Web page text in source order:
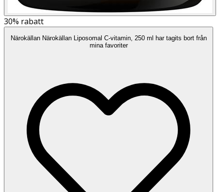
30% rabatt
Närokällan Närokällan Liposomal C-vitamin, 250 ml har tagits bort från
mina favoriter